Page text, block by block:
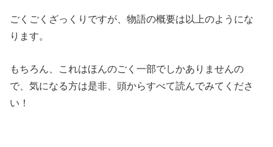
ごくごくざっくりですが、物語の概要は以上のようにな
ります。
もちろん、これはほんのごく一部でしかありませんの
で、気になる方は是非、頭からすべて読んでみてくださ
い！